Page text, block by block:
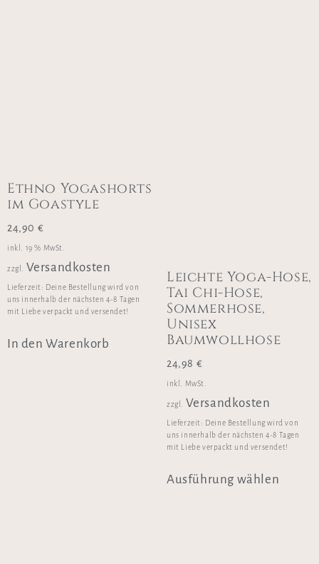
Ethno Yogashorts
im Goastyle
24,90 €
inkl. 19 % MwSt.
zzgl. Versandkosten
Lieferzeit: Deine Bestellung wird von
uns innerhalb der nächsten 4-8 Tagen
mit Liebe verpackt und versendet!
In den Warenkorb
Leichte Yoga-Hose,
Tai Chi-Hose,
Sommerhose,
Unisex
Baumwollhose
24,98 €
inkl. MwSt.
zzgl. Versandkosten
Lieferzeit: Deine Bestellung wird von
uns innerhalb der nächsten 4-8 Tagen
mit Liebe verpackt und versendet!
Ausführung wählen